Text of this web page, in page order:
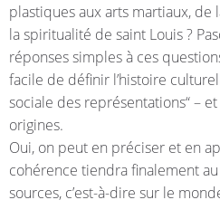
plastiques aux arts martiaux, de
la spiritualité de saint Louis ?
réponses simples à ces
facile de définir l’histoire
sociale des représentations“ –
origines.
Oui, on peut en préciser et en
cohérence tiendra finalement
sources, c’est-à-dire sur le